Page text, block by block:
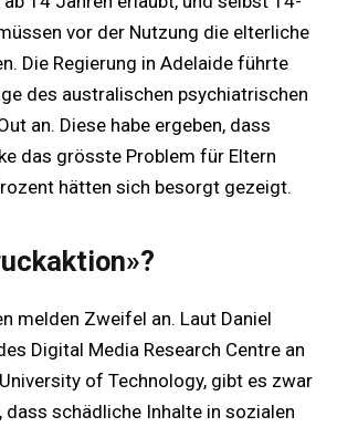
vor der Nutzung die elterliche
Die Regierung in Adelaide führte
des australischen psychiatrischen
an. Diese habe ergeben, dass
das grösste Problem für Eltern
hätten sich besorgt gezeigt.
melden Zweifel an. Laut Daniel
Digital Media Research Centre an
of Technology, gibt es zwar
dass schädliche Inhalte in sozialen